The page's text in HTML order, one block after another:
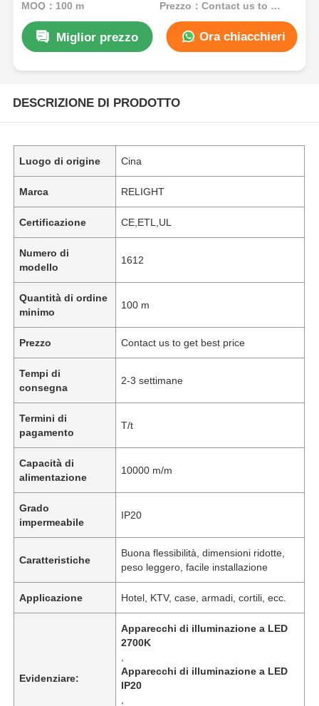
MOQ：100 m Prezzo：Contact us to get best price
Miglior prezzo Ora chiacchieri
DESCRIZIONE DI PRODOTTO
Luogo di origine Cina
Marca RELIGHT
Certificazione CE,ETL,UL
Numero di
modello
1612
Quantità di ordine
minimo
100 m
Prezzo Contact us to get best price
Tempi di
consegna
2-3 settimane
Termini di
pagamento
T/t
Capacità di
alimentazione
10000 m/m
Grado
impermeabile
IP20
Caratteristiche
Buona flessibilità, dimensioni ridotte,
peso leggero, facile installazione
Applicazione Hotel, KTV, case, armadi, cortili, ecc.
Evidenziare:
Apparecchi di illuminazione a LED
2700K
Apparecchi di illuminazione a LED
IP20